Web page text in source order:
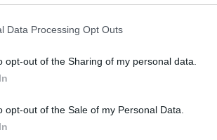
Data Processing Opt Outs
opt-out of the Sharing of my personal data.
opt-out of the Sale of my Personal Data.